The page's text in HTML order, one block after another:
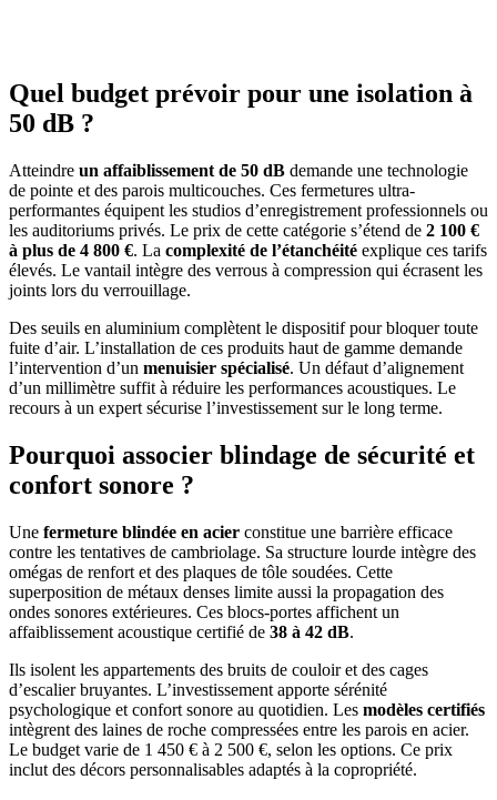
Quel budget prévoir pour une isolation à
50 dB ?
Atteindre un affaiblissement de 50 dB demande une technologie
de pointe et des parois multicouches. Ces fermetures ultra-
performantes équipent les studios d’enregistrement professionnels ou
les auditoriums privés. Le prix de cette catégorie s’étend de 2 100 €
à plus de 4 800 €. La complexité de l’étanchéité explique ces tarifs
élevés. Le vantail intègre des verrous à compression qui écrasent les
joints lors du verrouillage.
Des seuils en aluminium complètent le dispositif pour bloquer toute
fuite d’air. L’installation de ces produits haut de gamme demande
l’intervention d’un menuisier spécialisé. Un défaut d’alignement
d’un millimètre suffit à réduire les performances acoustiques. Le
recours à un expert sécurise l’investissement sur le long terme.
Pourquoi associer blindage de sécurité et
confort sonore ?
Une fermeture blindée en acier constitue une barrière efficace
contre les tentatives de cambriolage. Sa structure lourde intègre des
omégas de renfort et des plaques de tôle soudées. Cette
superposition de métaux denses limite aussi la propagation des
ondes sonores extérieures. Ces blocs-portes affichent un
affaiblissement acoustique certifié de 38 à 42 dB.
Ils isolent les appartements des bruits de couloir et des cages
d’escalier bruyantes. L’investissement apporte sérénité
psychologique et confort sonore au quotidien. Les modèles certifiés
intègrent des laines de roche compressées entre les parois en acier.
Le budget varie de 1 450 € à 2 500 €, selon les options. Ce prix
inclut des décors personnalisables adaptés à la copropriété.